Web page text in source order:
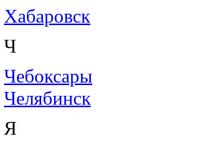
Хабаровск
Ч
Чебоксары
Челябинск
Я